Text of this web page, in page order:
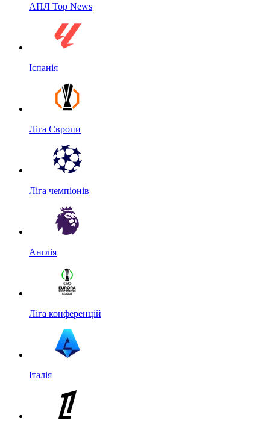
АПЛ Top News
Іспанія
Ліга Європи
Ліга чемпіонів
Англія
Ліга конференцій
Італія